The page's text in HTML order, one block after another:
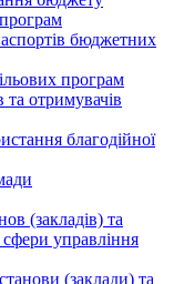
бюджетних
програм
та отримувачів
благодійної
(закладів) та
управління
(заклади) та